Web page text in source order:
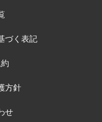
づく表記
方針
せ